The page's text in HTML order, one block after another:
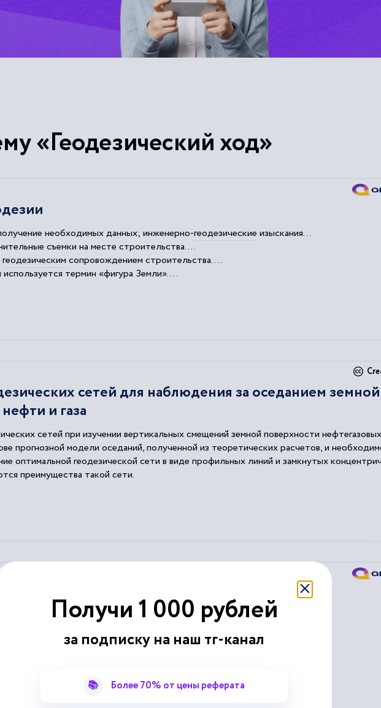
«Геодезический ход»
необходимых данных; инженерно-геодезические изыскания...
съемки на месте строительства....
геодезическим сопровождением строительства....
термин «фигура Земли»....
сетей для наблюдения за оседанием земной
и газа
сетей при изучении вертикальных смещений земной поверхности
прогнозной модели оседаний, полученной из теоретических расчетов, и
оптимальной геодезической сети в виде профильных линий и замкнутых
преимущества такой сети.
– это комплекс инженерно- геодезических
работ, в итоге...
вид
пунктовгеодезическимизнаками....
Получи 1 000 рублей
за подписку на наш тг-канал
📚 Более 70% от цены реферата